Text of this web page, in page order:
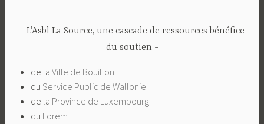
L’Asbl La Source, une cascade de ressources bénéfice
du soutien
de la Ville de Bouillon
du Service Public de Wallonie
de la Province de Luxembourg
du Forem